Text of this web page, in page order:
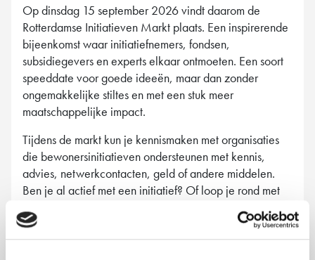
Op dinsdag 15 september 2026 vindt daarom de
Rotterdamse Initiatieven Markt plaats. Een inspirerende
bijeenkomst waar initiatiefnemers, fondsen,
subsidiegevers en experts elkaar ontmoeten. Een soort
speeddate voor goede ideeën, maar dan zonder
ongemakkelijke stiltes en met een stuk meer
maatschappelijke impact.
Tijdens de markt kun je kennismaken met organisaties
die bewonersinitiatieven ondersteunen met kennis,
advies, netwerkcontacten, geld of andere middelen.
Ben je al actief met een initiatief? Of loop je rond met
een goed idee voor jouw buurt? Dan is dit een mooie
kans om nieuwe contacten te leggen en inspiratie op te
doen.